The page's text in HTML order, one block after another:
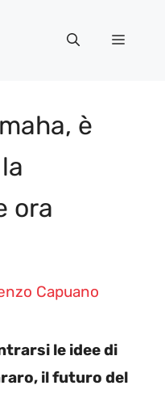
Menu
è
ora
Capuano
le idee di
il futuro del